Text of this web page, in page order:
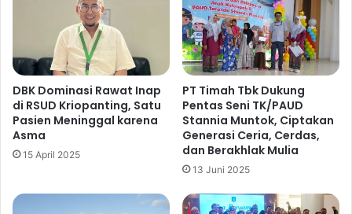
DBK Dominasi Rawat Inap
di RSUD Kriopanting, Satu
Pasien Meninggal karena
Asma
15 April 2025
PT Timah Tbk Dukung
Pentas Seni TK/PAUD
Stannia Muntok, Ciptakan
Generasi Ceria, Cerdas,
dan Berakhlak Mulia
13 Juni 2025